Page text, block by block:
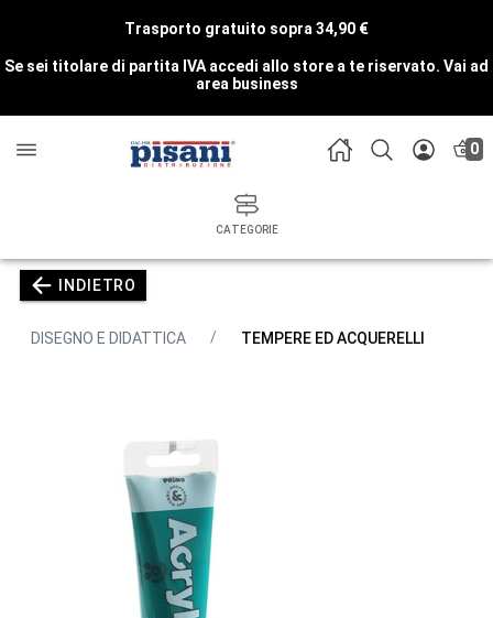
Trasporto gratuito sopra 34,90 €
Se sei titolare di partita IVA accedi allo store a te riservato. Vai ad
area business
0
CATEGORIE
INDIETRO
DISEGNO E DIDATTICA TEMPERE ED ACQUERELLI